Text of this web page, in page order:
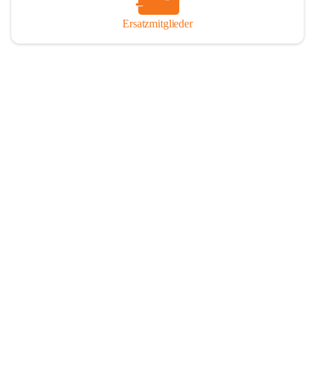
Ersatzmitglieder